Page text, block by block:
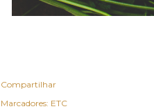
Compartilhar
Marcadores: ETC